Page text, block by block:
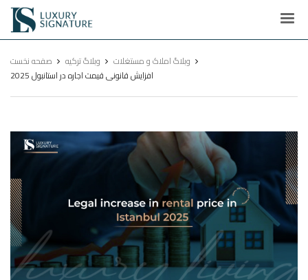
Luxury
Signature
صفحه نخست وبلاگ ترکیه
وبلاگ املاک و مستغلات
افزایش قانونی قیمت اجاره در استانبول 2025